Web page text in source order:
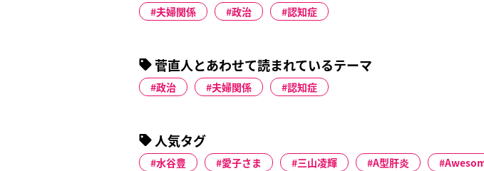
夫婦関係 政治 認知症
菅直人とあわせて読まれているテーマ
政治 夫婦関係 認知症
人気タグ
水谷豊 愛子さま 三山凌輝 A型肝炎